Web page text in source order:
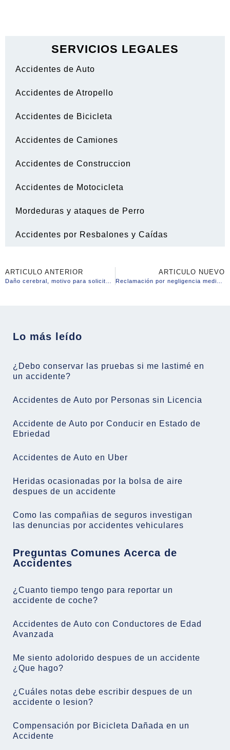
SERVICIOS LEGALES
Accidentes de Auto
Accidentes de Atropello
Accidentes de Bicicleta
Accidentes de Camiones
Accidentes de Construccion
Accidentes de Motocicleta
Mordeduras y ataques de Perro
Accidentes por Resbalones y Caídas
ARTICULO ANTERIOR ARTICULO NUEVO
Lo más leído
¿Debo conservar las pruebas si me lastimé en
un accidente?
Accidentes de Auto por Personas sin Licencia
Accidente de Auto por Conducir en Estado de
Ebriedad
Accidentes de Auto en Uber
Heridas ocasionadas por la bolsa de aire
despues de un accidente
Como las compañias de seguros investigan
las denuncias por accidentes vehiculares
Preguntas Comunes Acerca de
Accidentes
¿Cuanto tiempo tengo para reportar un
accidente de coche?
Accidentes de Auto con Conductores de Edad
Avanzada
Me siento adolorido despues de un accidente
¿Que hago?
¿Cuáles notas debe escribir despues de un
accidente o lesion?
Compensación por Bicicleta Dañada en un
Accidente